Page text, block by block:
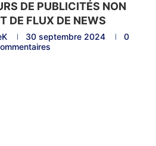
DE PUBLICITÉS NON
DE FLUX DE NEWS
30 septembre 2024
0